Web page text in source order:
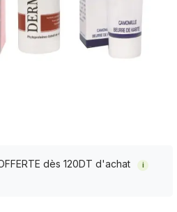
dès 120DT d'achat i